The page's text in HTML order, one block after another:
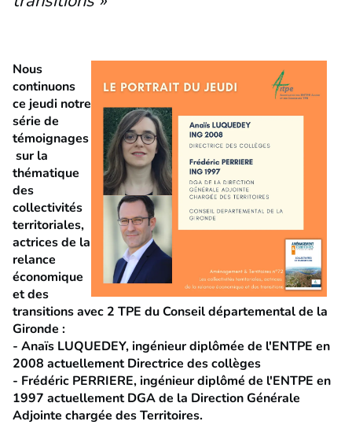
Nous
continuons
ce jeudi notre
série de
témoignages
sur la
thématique
des
collectivités
territoriales,
actrices de la
relance
économique
et des
transitions avec 2 TPE du Conseil départemental de la
Gironde :
- Anaïs LUQUEDEY, ingénieur diplômée de l'ENTPE en
2008 actuellement Directrice des collèges
- Frédéric PERRIERE, ingénieur diplômé de l'ENTPE en
1997 actuellement DGA de la Direction Générale
Adjointe chargée des Territoires.